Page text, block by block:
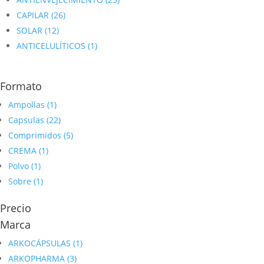
CAPILAR (26)
SOLAR (12)
ANTICELULÍTICOS (1)
Formato
Ampollas (1)
Capsulas (22)
Comprimidos (5)
CREMA (1)
Polvo (1)
Sobre (1)
Precio
Marca
ARKOCÁPSULAS (1)
ARKOPHARMA (3)